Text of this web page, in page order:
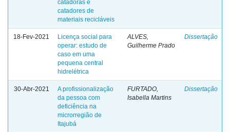
catadoras e
catadores de
materiais recicláveis
18-Fev-2021
Licença social para
operar: estudo de
caso em uma
pequena central
hidrelétrica
ALVES,
Guilherme Prado
Dissertação
30-Abr-2021
A profissionalização
da pessoa com
deficiência na
microrregião de
Itajubá
FURTADO,
Isabella Martins
Dissertação